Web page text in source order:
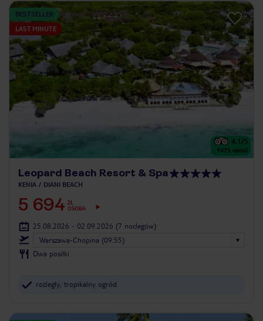
BESTSELLER
LAST MINUTE
4.1/5
1475 opinii
Leopard Beach Resort & Spa
KENIA DIANI BEACH
5 694 ZŁ
OSOBA
25.08.2026 - 02.09.2026 (7 noclegów)
Warszawa-Chopina (09:55)
Dwa posiłki
rozległy, tropikalny ogród